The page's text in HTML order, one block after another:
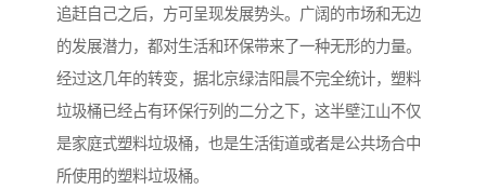
追赶自己之后，方可呈现发展势头。广阔的市场和无边
的发展潜力，都对生活和环保带来了一种无形的力量。
经过这几年的转变，据北京绿洁阳晨不完全统计，塑料
垃圾桶已经占有环保行列的二分之下，这半壁江山不仅
是家庭式塑料垃圾桶，也是生活街道或者是公共场合中
所使用的塑料垃圾桶。